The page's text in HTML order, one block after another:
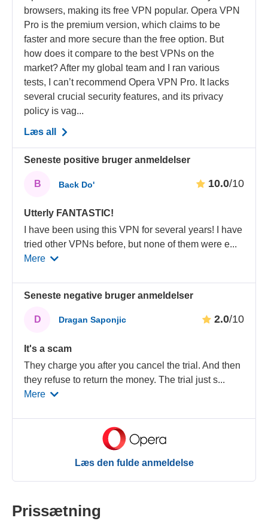
browsers, making its free VPN popular. Opera VPN
Pro is the premium version, which claims to be
faster and more secure than the free option. But
how does it compare to the best VPNs on the
market? After my global team and I ran various
tests, I can’t recommend Opera VPN Pro. It lacks
several crucial security features, and its privacy
policy is vag...
Læs all
Seneste positive bruger anmeldelser
B Back Do' 10.0/10
Utterly FANTASTIC!
I have been using this VPN for several years! I have
tried other VPNs before, but none of them were e...
Mere
Seneste negative bruger anmeldelser
D Dragan Saponjic 2.0/10
It's a scam
They charge you after you cancel the trial. And then
they refuse to return the money. The trial just s...
Mere
Læs den fulde anmeldelse
Prissætning